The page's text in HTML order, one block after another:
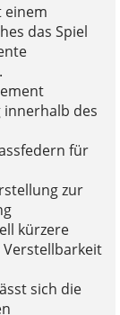
einem
das Spiel
des
für
zur
kürzere
sich die